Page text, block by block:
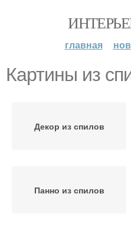
главная
Картины из
Декор из спилов
Панно из спилов